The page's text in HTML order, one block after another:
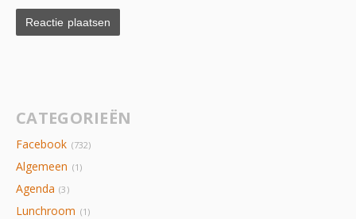
CATEGORIEËN
Facebook (732)
Algemeen (1)
Agenda (3)
Lunchroom (1)